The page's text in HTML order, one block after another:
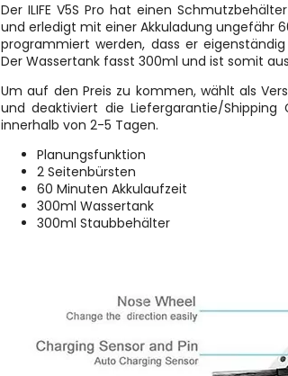
Der ILIFE V5S Pro hat einen
und erledigt mit einer Akkuladung ungefähr
programmiert werden, dass er
Der Wassertank fasst 300ml und ist somit
Um auf den Preis zu kommen, wählt als
und deaktiviert die Liefergarantie/Shipping
innerhalb von 2-5 Tagen.
Planungsfunktion
2 Seitenbürsten
60 Minuten Akkulaufzeit
300ml Wassertank
300ml Staubbehälter